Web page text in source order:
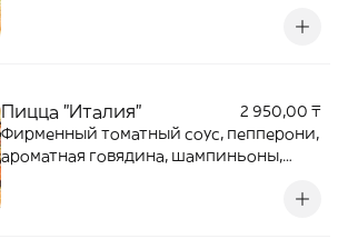
Пицца "Италия"
2 950,00 ₸
Фирменный томатный соус, пепперони,
ароматная говядина, шампиньоны,